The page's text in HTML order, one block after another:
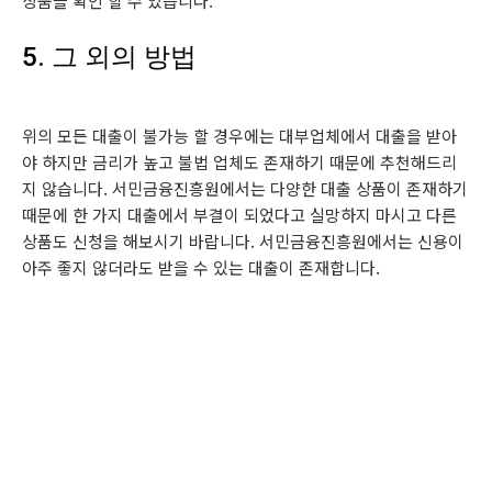
5. 그 외의 방법
위의 모든 대출이 불가능 할 경우에는 대부업체에서 대출을 받아
야 하지만 금리가 높고 불법 업체도 존재하기 때문에 추천해드리
지 않습니다. 서민금융진흥원에서는 다양한 대출 상품이 존재하기
때문에 한 가지 대출에서 부결이 되었다고 실망하지 마시고 다른
상품도 신청을 해보시기 바랍니다. 서민금융진흥원에서는 신용이
아주 좋지 않더라도 받을 수 있는 대출이 존재합니다.